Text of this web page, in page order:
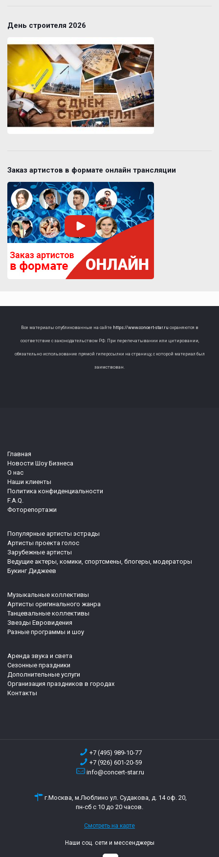
День строителя 2026
Заказ артистов в формате онлайн трансляции
Все материалы опубликованные на сайте https://www.concert-star.ru охраняются в
соответствие с законодательством РФ. При перепечатывании или цитировании,
обязательно использование прямой гиперссылки на страницу, с которой материал был
заимствован.
Главная
Новости Шоу Бизнеса
О нас
Наши клиенты
Политика конфиденциальности
F.A.Q.
Фоторепортажи
Популярные артисты эстрады
Артисты проекта голос
Зарубежные артисты
Ведущие актеры, комики, спортсмены, блогеры, модераторы
Букинг Диджеев
Музыкальные коллективы
Артисты оригинального жанра
Танцевальные коллективы
Звезды Евровидения
Разные программы и шоу
Аренда звука и света
Сезонные праздники
Дополнительные услуги
Организация праздников в городах
Контакты
+7 (495) 989-10-77
+7 (926) 601-20-59
info@concert-star.ru
г.Москва, м.Люблино ул. Судакова, д. 14 оф. 20,
пн-сб с 10 до 20 часов.
Смотреть на карте
Наши соц. сети и мессенджеры